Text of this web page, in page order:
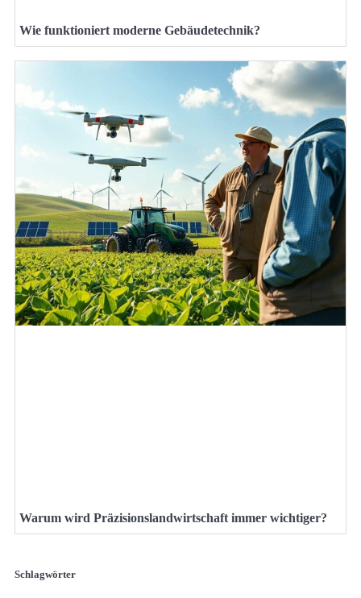
Wie funktioniert moderne Gebäudetechnik?
Warum wird Präzisionslandwirtschaft immer wichtiger?
Schlagwörter